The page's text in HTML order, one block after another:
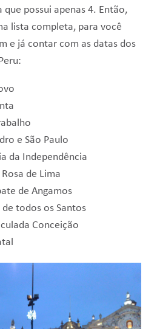
que possui apenas 4. Então,
lista completa, para você
e já contar com as datas dos
e São Paulo
da Independência
de Lima
de Angamos
todos os Santos
Conceição